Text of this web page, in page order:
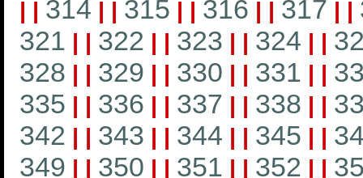
| | 314 | | 315 | | 316 | | 317 | |
321 | | 322 | | 323 | | 324 | |
328 | | 329 | | 330 | | 331 | |
335 | | 336 | | 337 | | 338 | |
342 | | 343 | | 344 | | 345 | |
349 | | 350 | | 351 | | 352 | |